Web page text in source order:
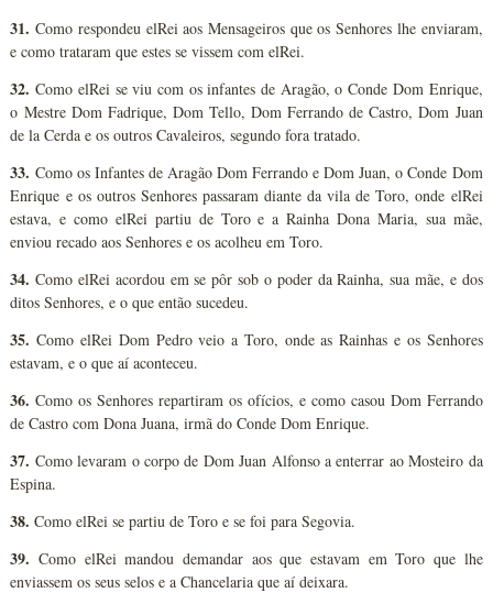
31. Como respondeu elRei aos Mensageiros que os Senhores lhe enviaram,
e como trataram que estes se vissem com elRei.
32. Como elRei se viu com os infantes de Aragão, o Conde Dom Enrique,
o Mestre Dom Fadrique, Dom Tello, Dom Ferrando de Castro, Dom Juan
de la Cerda e os outros Cavaleiros, segundo fora tratado.
33. Como os Infantes de Aragão Dom Ferrando e Dom Juan, o Conde Dom
Enrique e os outros Senhores passaram diante da vila de Toro, onde elRei
estava, e como elRei partiu de Toro e a Rainha Dona Maria, sua mãe,
enviou recado aos Senhores e os acolheu em Toro.
34. Como elRei acordou em se pôr sob o poder da Rainha, sua mãe, e dos
ditos Senhores, e o que então sucedeu.
35. Como elRei Dom Pedro veio a Toro, onde as Rainhas e os Senhores
estavam, e o que aí aconteceu.
36. Como os Senhores repartiram os ofícios, e como casou Dom Ferrando
de Castro com Dona Juana, irmã do Conde Dom Enrique.
37. Como levaram o corpo de Dom Juan Alfonso a enterrar ao Mosteiro da
Espina.
38. Como elRei se partiu de Toro e se foi para Segovia.
39.Como elRei mandou demandar aos que estavam em Toro que lhe
enviassem os seus selos e a Chancelaria que aí deixara.